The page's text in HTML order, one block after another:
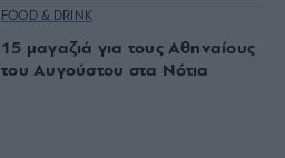
FOOD & DRINK
15 μαγαζιά για τους Αθηναίους
του Αυγούστου στα Νότια